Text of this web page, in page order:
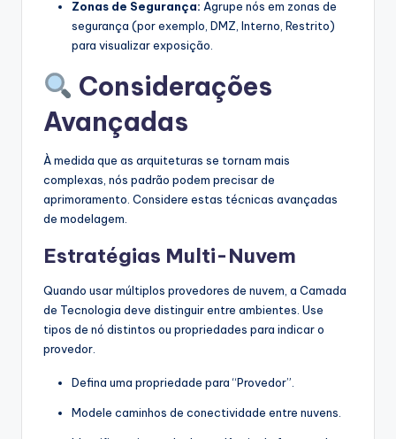
Zonas de Segurança: Agrupe nós em zonas de
segurança (por exemplo, DMZ, Interno, Restrito)
para visualizar exposição.
Considerações
Avançadas
À medida que as arquiteturas se tornam mais
complexas, nós padrão podem precisar de
aprimoramento. Considere estas técnicas avançadas
de modelagem.
Estratégias Multi-Nuvem
Quando usar múltiplos provedores de nuvem, a Camada
de Tecnologia deve distinguir entre ambientes. Use
tipos de nó distintos ou propriedades para indicar o
provedor.
Defina uma propriedade para “Provedor”.
Modele caminhos de conectividade entre nuvens.